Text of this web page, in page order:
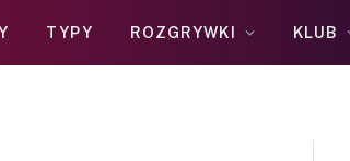
TYPY ROZGRYWKI KLUB